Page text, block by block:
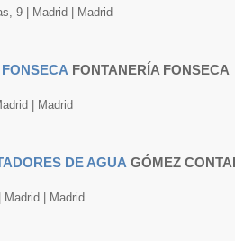
9 | Madrid | Madrid
FONTANERÍA FONSECA
| Madrid
GÓMEZ
| Madrid